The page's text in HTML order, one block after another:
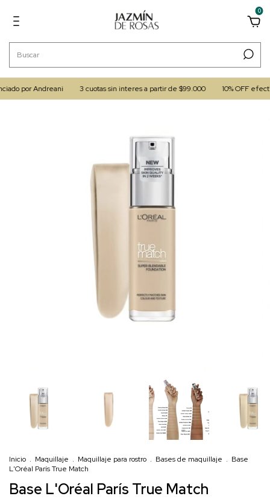
0
por Andreani 3 cuotas sin interes a partir de $99.000 10% OFF
Inicio . Maquillaje . Maquillaje para rostro . Bases de maquillaje . Base
L'Oréal París True Match
Base L'Oréal París True Match